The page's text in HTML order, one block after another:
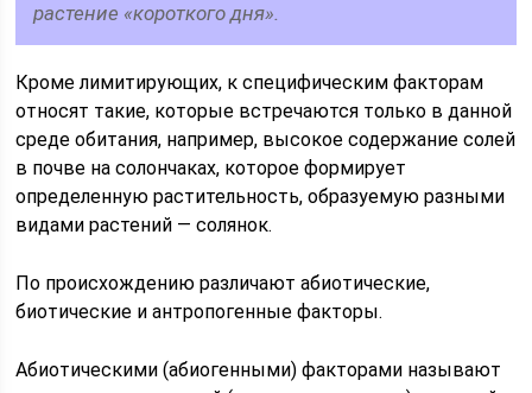
растение «короткого дня».
Кроме лимитирующих, к специфическим факторам
относят такие, которые встречаются только в данной
среде обитания, например, высокое содержание солей
в почве на солончаках, которое формирует
определенную растительность, образуемую разными
видами растений — солянок.
По происхождению различают абиотические,
биотические и антропогенные факторы.
Абиотическими (абиогенными) факторами называют